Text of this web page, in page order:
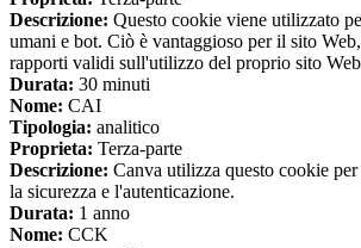
Descrizione: Questo cookie viene utilizzato
umani e bot. Ciò è vantaggioso per il sito
rapporti validi sull'utilizzo del proprio sito
Durata: 30 minuti
Nome: CAI
Tipologia: analitico
Proprieta: Terza-parte
Descrizione: Canva utilizza questo cookie
la sicurezza e l'autenticazione.
Durata: 1 anno
Nome: CCK